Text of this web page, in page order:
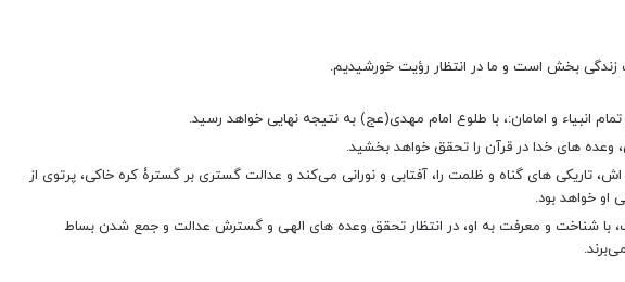
بخش است و ما در انتظار رؤیت خورشیدیم.
انبیاء و امامان:، با طلوع امام مهدی(عج) به نتیجه نهایی خواهد رسید.
های خدا در قرآن را تحقق خواهد بخشید.
تاریکی های گناه و ظلمت را، آفتابی و نورانی می‌کند و عدالت گستری بر گسترۀ کره خاکی، پرتوی از
او خواهد بود.
با شناخت و معرفت به او، در انتظار تحقق وعده های الهی و گسترش عدالت و جمع شدن بساط